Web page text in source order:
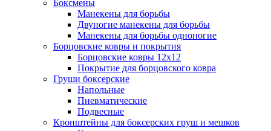
Боксмены
Манекены для борьбы
Двуногие манекены для борьбы
Манекены для борьбы одноногие
Борцовские ковры и покрытия
Борцовские ковры 12х12
Покрытие для борцовского ковра
Груши боксерские
Напольные
Пневматические
Подвесные
Кронштейны для боксерских груш и мешков